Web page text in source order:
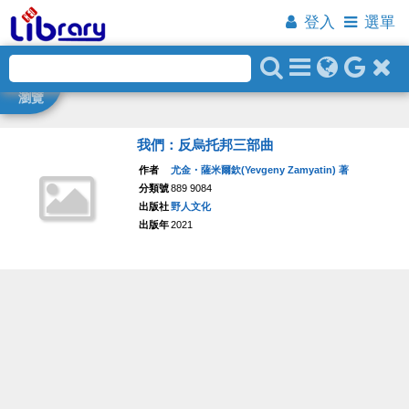
登入 選單
瀏覽
我們：反烏托邦三部曲
作者
尤金・薩米爾欽(Yevgeny Zamyatin) 著
分類號889 9084
出版社野人文化
出版年2021